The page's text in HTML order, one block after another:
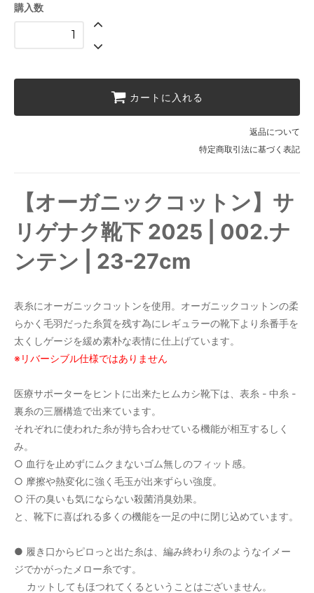
購入数
カートに入れる
返品について
特定商取引法に基づく表記
【オーガニックコットン】サ
リゲナク靴下 2025 | 002.ナ
ンテン | 23-27cm
表糸にオーガニックコットンを使用。オーガニックコットンの柔
らかく毛羽だった糸質を残す為にレギュラーの靴下より糸番手を
太くしゲージを緩め素朴な表情に仕上げています。
※リバーシブル仕様ではありません
医療サポーターをヒントに出来たヒムカシ靴下は、表糸 - 中糸 -
裏糸の三層構造で出来ています。
それぞれに使われた糸が持ち合わせている機能が相互するしく
み。
○ 血行を止めずにムクまないゴム無しのフィット感。
○ 摩擦や熱変化に強く毛玉が出来ずらい強度。
○ 汗の臭いも気にならない殺菌消臭効果。
と、靴下に喜ばれる多くの機能を一足の中に閉じ込めています。
● 履き口からピロっと出た糸は、編み終わり糸のようなイメー
ジでかがったメロー糸です。
カットしてもほつれてくるということはございません。